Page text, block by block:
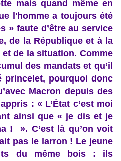
mais quand même en
l'homme a toujours été
» faute d’être au service
de la République et à la
de la situation. Comme
des mandats et qu’il
princelet, pourquoi donc
Macron depuis des
: « L’État c’est moi
ainsi que « je dis et je
! ». C’est là qu’on voit
pas le larron ! Le jeune
du même bois : ils